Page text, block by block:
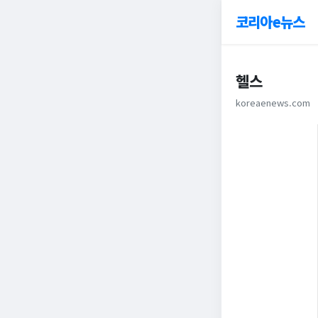
코리아e뉴스
헬스
koreaenews.com